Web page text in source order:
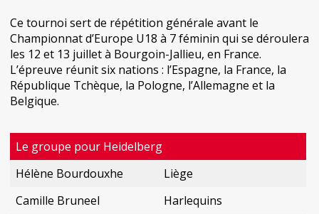
Ce tournoi sert de répétition générale avant le
Championnat d’Europe U18 à 7 féminin qui se déroulera
les 12 et 13 juillet à Bourgoin-Jallieu, en France.
L’épreuve réunit six nations : l’Espagne, la France, la
République Tchèque, la Pologne, l’Allemagne et la
Belgique.
Le groupe pour Heidelberg
Hélène Bourdouxhe
Liège
Camille Bruneel
Harlequins